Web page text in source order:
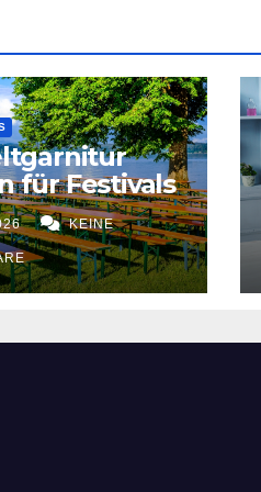
für Festivals
KEINE